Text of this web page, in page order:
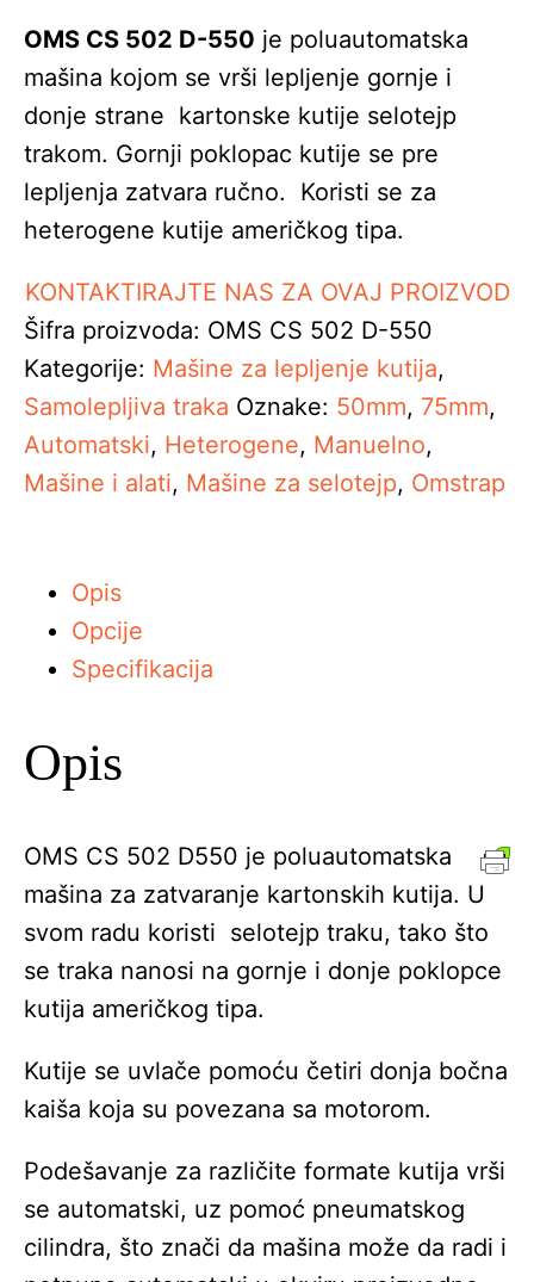
OMS CS 502 D-550 je poluautomatska
mašina kojom se vrši lepljenje gornje i
donje strane kartonske kutije selotejp
trakom. Gornji poklopac kutije se pre
lepljenja zatvara ručno. Koristi se za
heterogene kutije američkog tipa.
KONTAKTIRAJTE NAS ZA OVAJ PROIZVOD
Šifra proizvoda: OMS CS 502 D-550
Kategorije: Mašine za lepljenje kutija,
Samolepljiva traka Oznake: 50mm, 75mm,
Automatski, Heterogene, Manuelno,
Mašine i alati, Mašine za selotejp, Omstrap
Opis
Opcije
Specifikacija
Opis
OMS CS 502 D550 je poluautomatska
mašina za zatvaranje kartonskih kutija. U
svom radu koristi selotejp traku, tako što
se traka nanosi na gornje i donje poklopce
kutija američkog tipa.
Kutije se uvlače pomoću četiri donja bočna
kaiša koja su povezana sa motorom.
Podešavanje za različite formate kutija vrši
se automatski, uz pomoć pneumatskog
cilindra, što znači da mašina može da radi i